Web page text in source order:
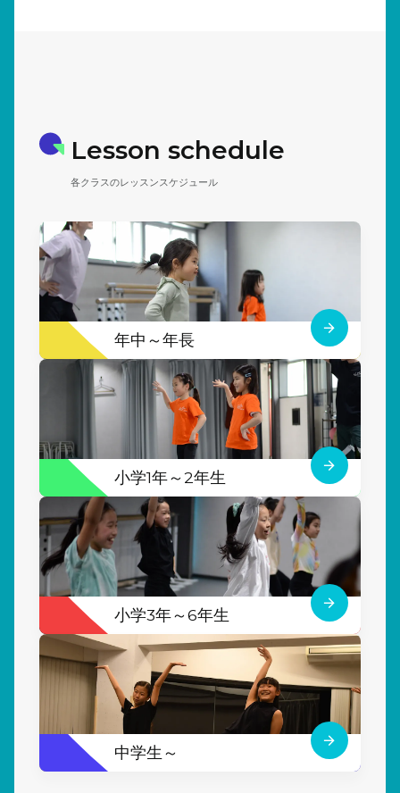
Lesson schedule
各クラスのレッスンスケジュール
年中～年長
小学1年～2年生
小学3年～6年生
中学生～